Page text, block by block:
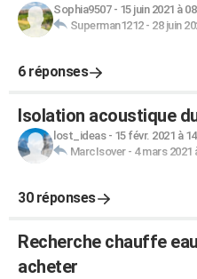
Sophia9507- 15 juin 2021 à
Superman1212- 28 juin
6 réponses
Isolation acoustique
lost_ideas- 15 févr. 2021 à
MarcIsover- 4 mars 2021
30 réponses
Recherche chauffe
acheter